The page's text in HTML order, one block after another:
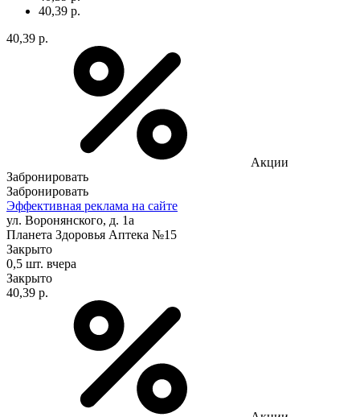
40,39 р.
40,39 р.
Акции
Забронировать
Забронировать
Эффективная реклама на сайте
ул. Воронянского, д. 1а
Планета Здоровья Аптека №15
Закрыто
0,5 шт. вчера
Закрыто
40,39 р.